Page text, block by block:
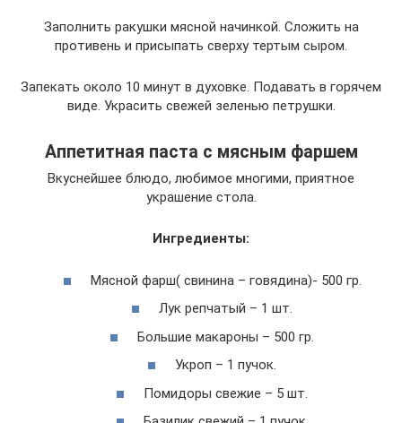
Заполнить ракушки мясной начинкой. Сложить на
противень и присыпать сверху тертым сыром.
Запекать около 10 минут в духовке. Подавать в горячем
виде. Украсить свежей зеленью петрушки.
Аппетитная паста с мясным фаршем
Вкуснейшее блюдо, любимое многими, приятное
украшение стола.
Ингредиенты:
Мясной фарш( свинина – говядина)- 500 гр.
Лук репчатый – 1 шт.
Большие макароны – 500 гр.
Укроп – 1 пучок.
Помидоры свежие – 5 шт.